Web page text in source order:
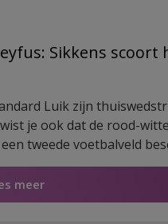
Sikkens scoort
Luik zijn
je ook dat de rood-
tweede voetbalveld
‘les Rouches’ elke
en de joelende
meer